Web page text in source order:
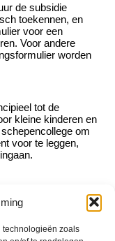
technologieën zoals
de subsidie
toekennen, en
voor een
Voor andere
worden
tot de
kleine kinderen en
om
voor te leggen,